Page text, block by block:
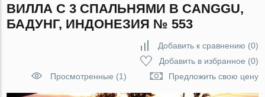
ВИЛЛА С 3 СПАЛЬНЯМИ В CANGGU,
БАДУНГ, ИНДОНЕЗИЯ № 553
Добавить к сравнению (0)
Добавить в избранное (0)
Просмотренные (1)
Предложить свою цену